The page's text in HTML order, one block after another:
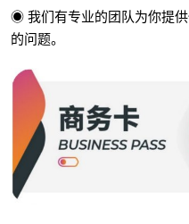
◉ 我们有专业的团队为你提
的问题。